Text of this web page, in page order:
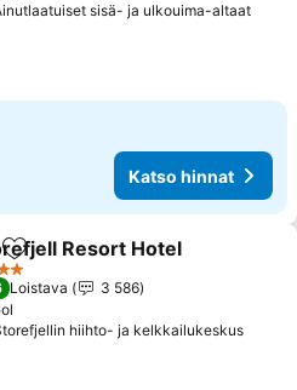
sisä- ja ulkouima-altaat
Katso hinnat
Lisää suosikkeihin
Resort Hotel
Loistava
3 586
hiihto- ja kelkkailukeskus